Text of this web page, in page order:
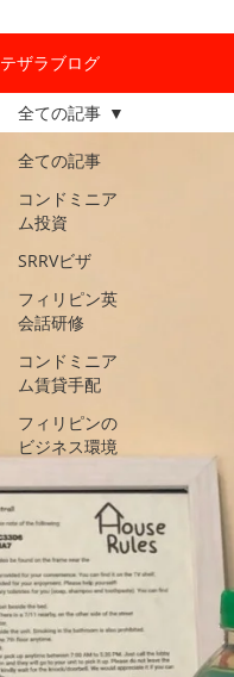
テザラブログ
全ての記事
コンドミニア
ム投資
SRRVビザ
フィリピン英
会話研修
コンドミニア
ム賃貸手配
フィリピンの
ビジネス環境
全ての記事